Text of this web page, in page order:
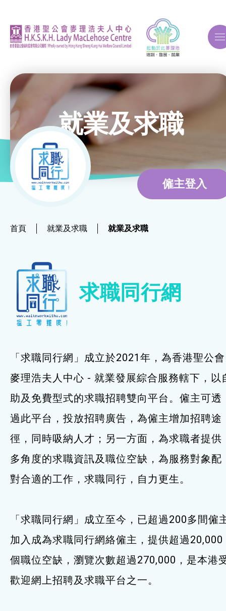
關於我們
ERB再培訓課程
就業及求職
就業及求職
最新資訊 / 招聘會
僱主及企業服務
特別服務項目
最新消息
服務單位及聯絡
就業及求職
僱主登入
首頁 就業及求職 就業及求職
求職同行網
「求職同行網」成立於2021年，為香港聖公會
麥理浩夫人中心 - 就業發展綜合服務轄下，以
助及免費型式的求職招聘雙向平台。僱主可透
過此平台，投放招聘廣告，為僱主增加招聘途
徑，同時吸納人才；另一方面，為求職者提供
多角度的求職資訊及職位空缺，為服務對象配
對合適的工作，求職同行，自力更生。
「求職同行網」成立至今，已超過200多間僱
加入成為求職同行網絡僱主，提供超過20,000
個職位空缺，瀏覽次數超過270,000，是本港
歡迎網上招聘及求職平台之一。